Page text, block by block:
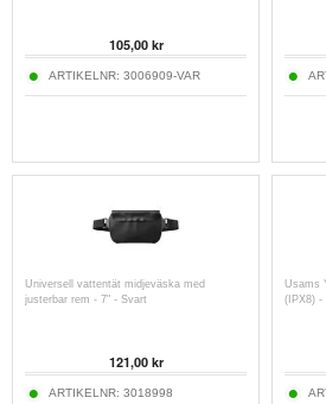
105,00kr
ARTIKELNR: 3006909-VAR
Universell vattentät midjeväska med
justerbar rem - 7" - Svart
121,00kr
ARTIKELNR: 3018998
Usams
(IPX8) -